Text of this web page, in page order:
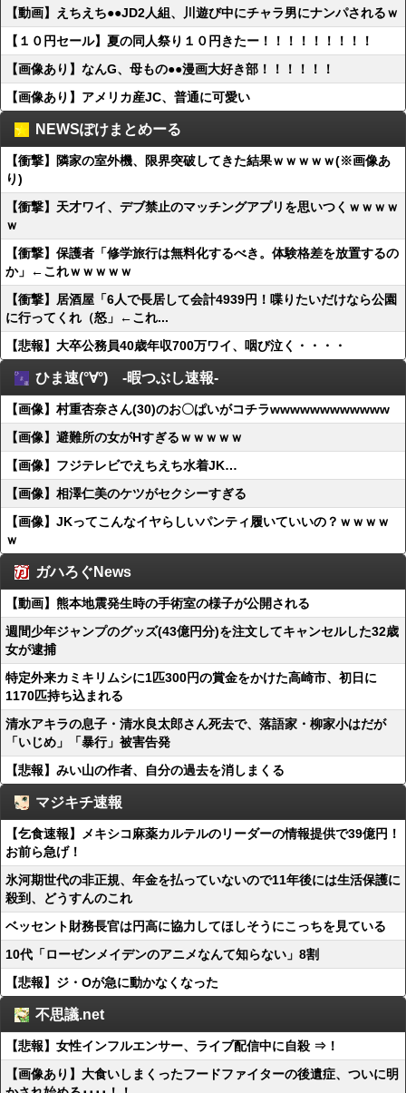
【動画】えちえち●●JD2人組、川遊び中にチャラ男にナンパされるｗ
【１０円セール】夏の同人祭り１０円きたー！！！！！！！！！
【画像あり】なんG、母もの●●漫画大好き部！！！！！！
【画像あり】アメリカ産JC、普通に可愛い
NEWSぽけまとめーる
【衝撃】隣家の室外機、限界突破してきた結果ｗｗｗｗｗ(※画像あ
り)
【衝撃】天才ワイ、デブ禁止のマッチングアプリを思いつくｗｗｗｗ
ｗ
【衝撃】保護者「修学旅行は無料化するべき。体験格差を放置するの
か」←これｗｗｗｗｗ
【衝撃】居酒屋「6人で長居して会計4939円！喋りたいだけなら公園
に行ってくれ（怒」←これ...
【悲報】大卒公務員40歳年収700万ワイ、咽び泣く・・・・
ひま速(°∀°) -暇つぶし速報-
【画像】村重杏奈さん(30)のお〇ぱいがコチラwwwwwwwwwwww
【画像】避難所の女がHすぎるｗｗｗｗｗ
【画像】フジテレビでえちえち水着JK…
【画像】相澤仁美のケツがセクシーすぎる
【画像】JKってこんなイヤらしいパンティ履いていいの？ｗｗｗｗ
ｗ
ガハろぐNews
【動画】熊本地震発生時の手術室の様子が公開される
週間少年ジャンプのグッズ(43億円分)を注文してキャンセルした32歳
女が逮捕
特定外来カミキリムシに1匹300円の賞金をかけた高崎市、初日に
1170匹持ち込まれる
清水アキラの息子・清水良太郎さん死去で、落語家・柳家小はだが
「いじめ」「暴行」被害告発
【悲報】みい山の作者、自分の過去を消しまくる
マジキチ速報
【乞食速報】メキシコ麻薬カルテルのリーダーの情報提供で39億円！
お前ら急げ！
氷河期世代の非正規、年金を払っていないので11年後には生活保護に
殺到、どうすんのこれ
ベッセント財務長官は円高に協力してほしそうにこっちを見ている
10代「ローゼンメイデンのアニメなんて知らない」8割
【悲報】ジ・Oが急に動かなくなった
不思議.net
【悲報】女性インフルエンサー、ライブ配信中に自殺 ⇒！
【画像あり】大食いしまくったフードファイターの後遺症、ついに明